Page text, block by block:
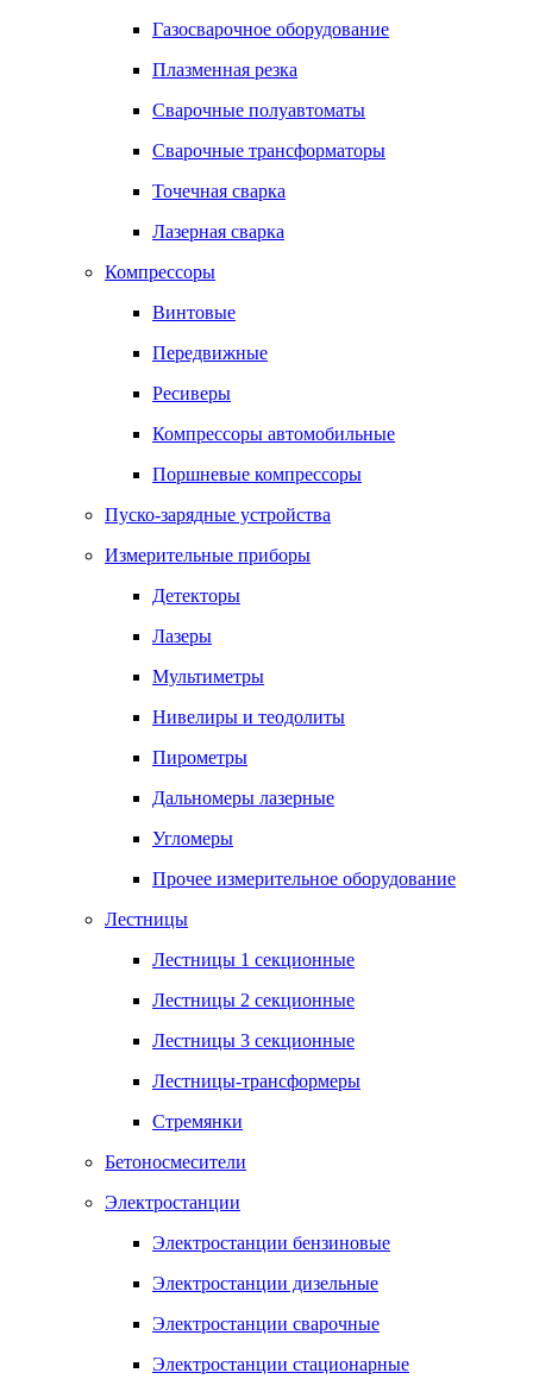
Газосварочное оборудование
Плазменная резка
Сварочные полуавтоматы
Сварочные трансформаторы
Точечная сварка
Лазерная сварка
Компрессоры
Винтовые
Передвижные
Ресиверы
Компрессоры автомобильные
Поршневые компрессоры
Пуско-зарядные устройства
Измерительные приборы
Детекторы
Лазеры
Мультиметры
Нивелиры и теодолиты
Пирометры
Дальномеры лазерные
Угломеры
Прочее измерительное оборудование
Лестницы
Лестницы 1 секционные
Лестницы 2 секционные
Лестницы 3 секционные
Лестницы-трансформеры
Стремянки
Бетоносмесители
Электростанции
Электростанции бензиновые
Электростанции дизельные
Электростанции сварочные
Электростанции стационарные